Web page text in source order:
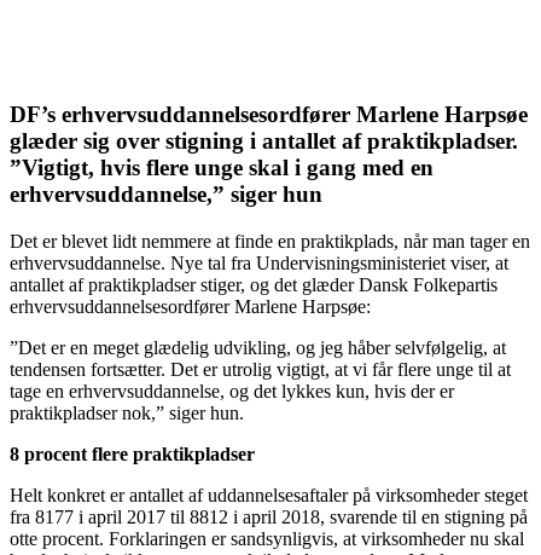
DF’s erhvervsuddannelsesordfører Marlene Harpsøe
glæder sig over stigning i antallet af praktikpladser.
”Vigtigt, hvis flere unge skal i gang med en
erhvervsuddannelse,” siger hun
Det er blevet lidt nemmere at finde en praktikplads, når man tager en
erhvervsuddannelse. Nye tal fra Undervisningsministeriet viser, at
antallet af praktikpladser stiger, og det glæder Dansk Folkepartis
erhvervsuddannelsesordfører Marlene Harpsøe:
”Det er en meget glædelig udvikling, og jeg håber selvfølgelig, at
tendensen fortsætter. Det er utrolig vigtigt, at vi får flere unge til at
tage en erhvervsuddannelse, og det lykkes kun, hvis der er
praktikpladser nok,” siger hun.
8 procent flere praktikpladser
Helt konkret er antallet af uddannelsesaftaler på virksomheder steget
fra 8177 i april 2017 til 8812 i april 2018, svarende til en stigning på
otte procent. Forklaringen er sandsynligvis, at virksomheder nu skal